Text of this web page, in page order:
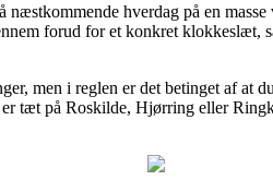
hverdag på en
forud for et konkret klokkeslæt,
men i reglen er det betinget af at
tæt på Roskilde, Hjørring eller